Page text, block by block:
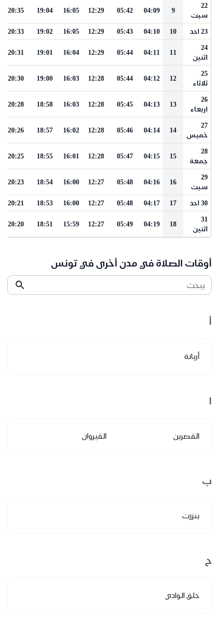
22
سبت
9
04:09
05:42
12:29
16:05
19:04
20:35
23 احد 10
04:10
05:43
12:29
16:05
19:02
20:33
24
اثنين
11
04:11
05:44
12:29
16:04
19:01
20:31
25
ثلاثاء
12
04:12
05:44
12:28
16:03
19:00
20:30
26
اربعاء
13
04:13
05:45
12:28
16:03
18:58
20:28
27
خميس
14
04:14
05:46
12:28
16:02
18:57
20:26
28
جمعة
15
04:15
05:47
12:28
16:01
18:55
20:25
29
سبت
16
04:16
05:48
12:27
16:00
18:54
20:23
30 احد 17
04:17
05:48
12:27
16:00
18:53
20:21
31
اثنين
18
04:19
05:49
12:27
15:59
18:51
20:20
أوقات الصلاة في مدن أخرى في تونس
يبحث
أ
أريانة
ا
القصرين القيروان
ب
بنزرت
ح
حلق الوادي